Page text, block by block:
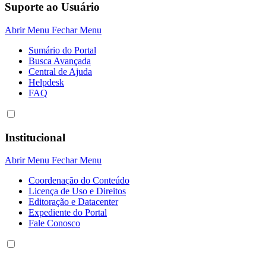
Suporte ao Usuário
Abrir Menu Fechar Menu
Sumário do Portal
Busca Avançada
Central de Ajuda
Helpdesk
FAQ
Institucional
Abrir Menu Fechar Menu
Coordenação do Conteúdo
Licença de Uso e Direitos
Editoração e Datacenter
Expediente do Portal
Fale Conosco